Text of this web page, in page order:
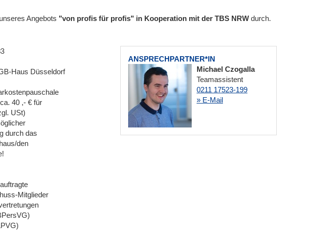
Angebots "von profis für profis" in Kooperation mit der TBS NRW durch.
ANSPRECHPARTNER*IN
Michael Czogalla
Teamassistent
0211 17523-199
» E-Mail
Haus Düsseldorf
40 ,- € für
USt)
durch das
den
Mitglieder